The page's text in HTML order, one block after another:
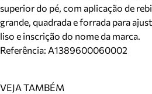
superior do pé, com aplicação de
grande, quadrada e forrada para
liso e inscrição do nome da marca.
Referência: A1389600060002
VEJA TAMBÉM